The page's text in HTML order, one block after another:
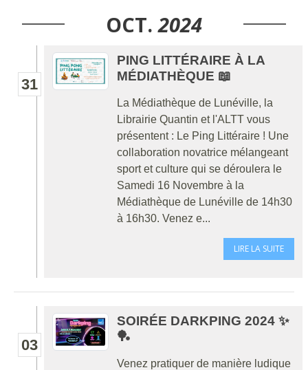
OCT. 2024
31
PING LITTÉRAIRE À LA
MÉDIATHÈQUE 📖
La Médiathèque de Lunéville, la
Librairie Quantin et l'ALTT vous
présentent : Le Ping Littéraire ! Une
collaboration novatrice mélangeant
sport et culture qui se déroulera le
Samedi 16 Novembre à la
Médiathèque de Lunéville de 14h30
à 16h30. Venez e...
LIRE LA SUITE
03
SOIRÉE DARKPING 2024 ✨
🏓
Venez pratiquer de manière ludique